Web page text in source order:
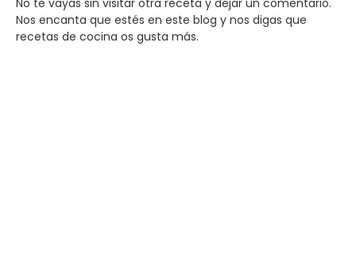
No te vayas sin visitar otra receta y dejar un comentario.
Nos encanta que estés en este blog y nos digas que
recetas de cocina os gusta más.